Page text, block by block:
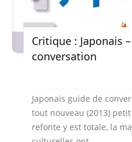
Critique : Japonais
conversation
Japonais guide de
tout nouveau (2013)
refonte y est totale, la